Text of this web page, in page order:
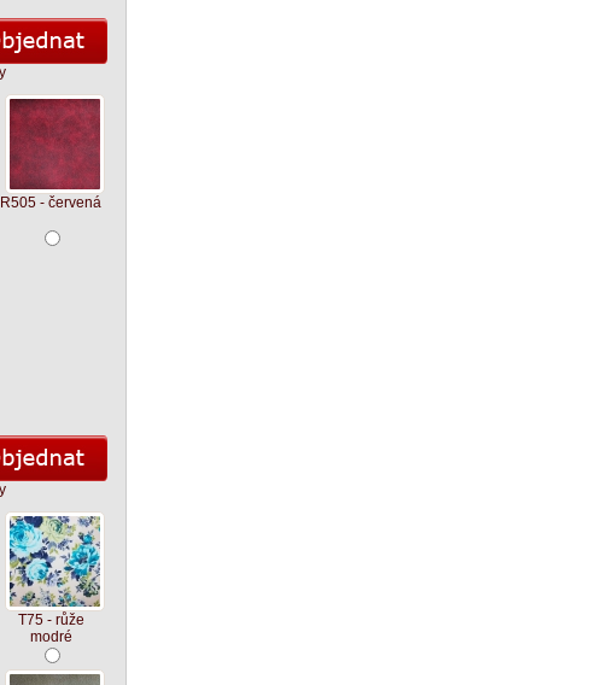
R505 - červená
T75 - růže
modré